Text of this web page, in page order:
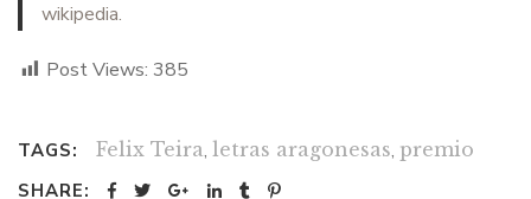
wikipedia.
Post Views: 385
TAGS: Felix Teira, letras aragonesas, premio
SHARE: